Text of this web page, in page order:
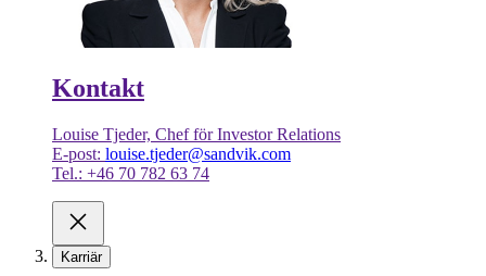
Kontakt
Louise Tjeder, Chef för Investor Relations
E-post: louise.tjeder@sandvik.com
Tel.: +46 70 782 63 74
Karriär